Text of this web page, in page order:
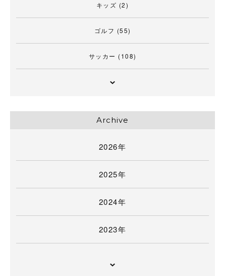
キッズ (2)
ゴルフ (55)
サッカー (108)
Archive
2026年
2025年
2024年
2023年